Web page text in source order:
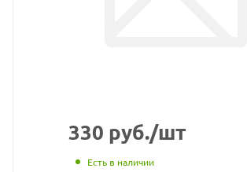
разрешения
владельца
330 руб./шт
Есть в наличии